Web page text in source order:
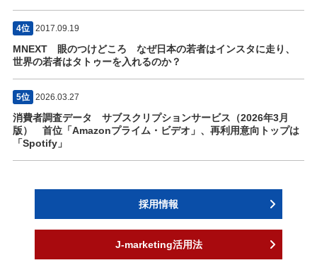
4位 2017.09.19
MNEXT 眼のつけどころ なぜ日本の若者はインスタに走り、
世界の若者はタトゥーを入れるのか？
5位 2026.03.27
消費者調査データ サブスクリプションサービス（2026年3月
版） 首位「Amazonプライム・ビデオ」、再利用意向トップは
「Spotify」
採用情報
J-marketing活用法